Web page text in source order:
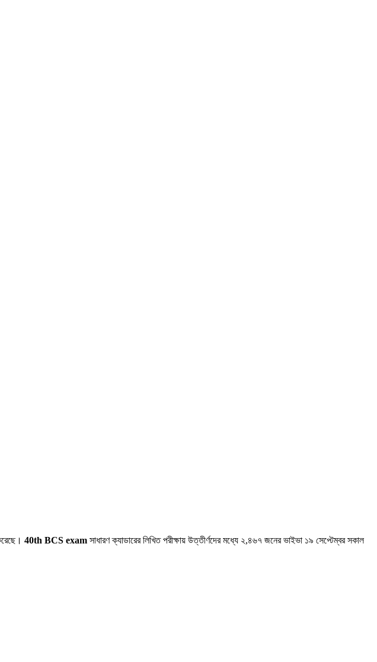
40th BCS exam সাধারণ ক্যাডারের লিখিত পরীক্ষায় উত্তীর্ণদের মধ্যে ২,৪৬৭ জনের ভাইভা ১৯ সেপ্টেম্বর সকাল